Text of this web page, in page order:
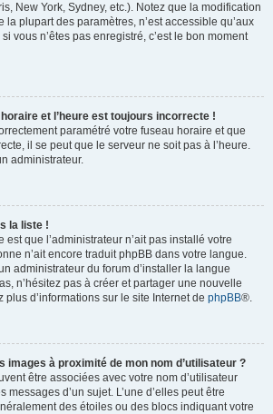
New York, Sydney, etc.). Notez que la modification
la plupart des paramètres, n’est accessible qu’aux
vous n’êtes pas enregistré, c’est le bon moment
et l’heure est toujours incorrecte !
paramétré votre fuseau horaire et que
il se peut que le serveur ne soit pas à l’heure.
administrateur.
la liste !
que l’administrateur n’ait pas installé votre
n’ait encore traduit phpBB dans votre langue.
administrateur du forum d’installer la langue
n’hésitez pas à créer et partager une nouvelle
plus d’informations sur le site Internet de phpBB®.
images à proximité de mon nom d’utilisateur ?
être associées avec votre nom d’utilisateur
messages d’un sujet. L’une d’elles peut être
des étoiles ou des blocs indiquant votre